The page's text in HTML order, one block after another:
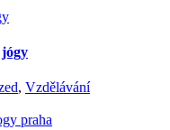
, Vzdělávání